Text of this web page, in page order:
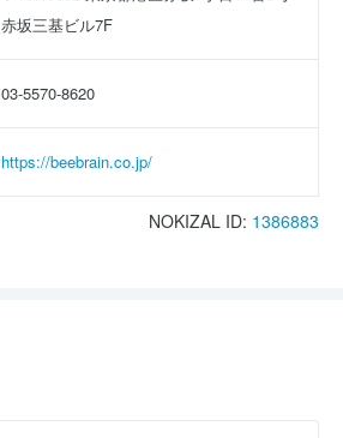
赤坂三基ビル7F
03-5570-8620
https://beebrain.co.jp/
NOKIZAL ID: 1386883